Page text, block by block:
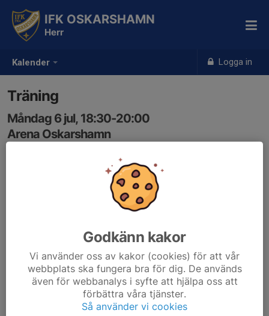
Kalender Logga in
IFK OSKARSHAMN
Herr
Träning
Måndag 6 jul, 18:30-20:00
Arena Oskarshamn
Godkänn kakor
Vi använder oss av kakor (cookies) för att vår
webbplats ska fungera bra för dig. De används
även för webbanalys i syfte att hjälpa oss att
förbättra våra tjänster.
Så använder vi cookies